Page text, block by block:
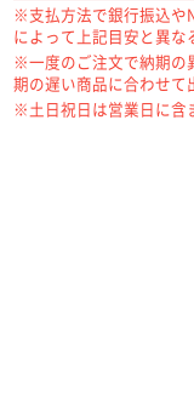
※支払方法で銀行振込や
によって上記目安と異な
※一度のご注文で納期の
期の遅い商品に合わせて
※土日祝日は営業日に含